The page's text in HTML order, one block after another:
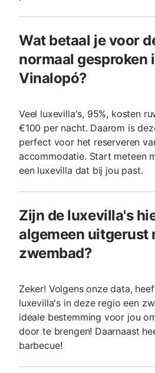
Wat betaal je voor
normaal gesproken
Vinalopó?
Veel luxevilla's, 95%, kosten
€100 per nacht. Daarom is
perfect voor het reserveren
accommodatie. Start meteen
een luxevilla dat bij jou past.
Zijn de luxevilla's
algemeen uitgerust
zwembad?
Zeker! Volgens onze data,
luxevilla's in deze regio een
ideale bestemming voor jou
door te brengen! Daarnaast
barbecue!